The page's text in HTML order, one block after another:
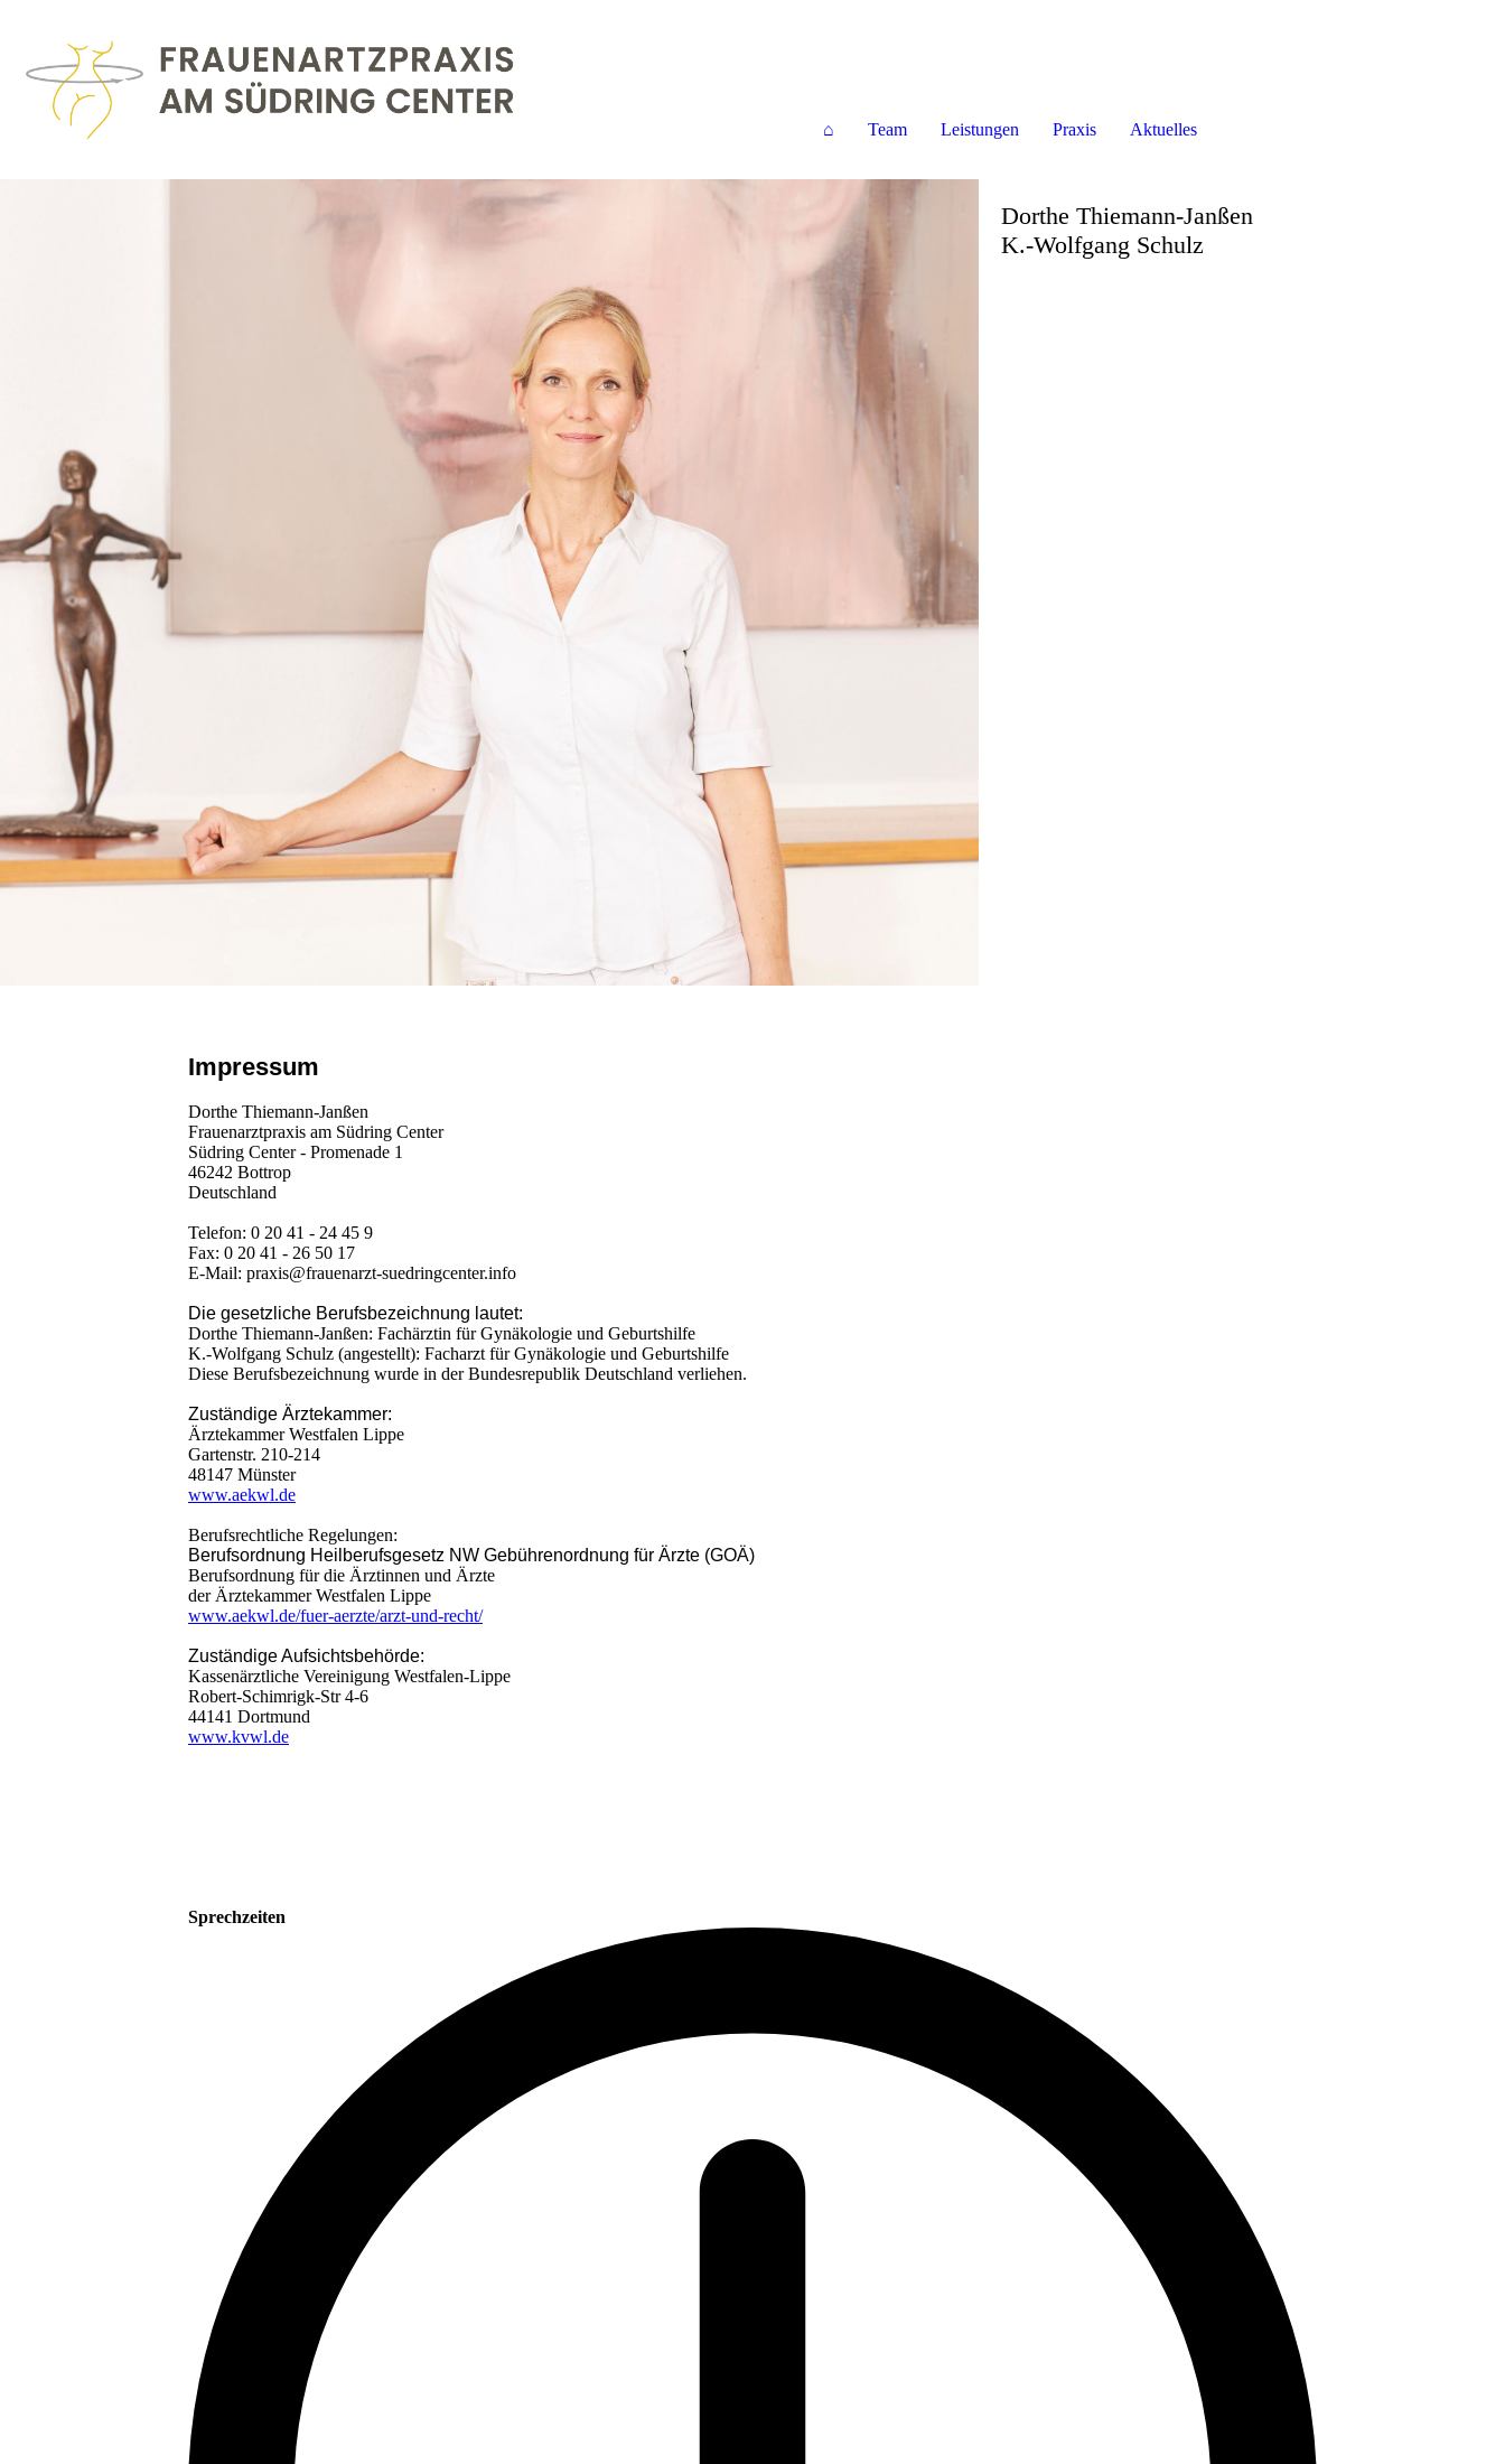
⌂ Team Leistungen Praxis Aktuelles
Dorthe Thiemann-Janßen
K.-Wolfgang Schulz
Impressum
Dorthe Thiemann-Janßen
Frauenarztpraxis am Südring Center
Südring Center - Promenade 1
46242 Bottrop
Deutschland
Telefon: 0 20 41 - 24 45 9
Fax: 0 20 41 - 26 50 17
E-Mail: praxis@frauenarzt-suedringcenter.info
Die gesetzliche Berufsbezeichnung lautet:
Dorthe Thiemann-Janßen: Fachärztin für Gynäkologie und Geburtshilfe
K.-Wolfgang Schulz (angestellt): Facharzt für Gynäkologie und Geburtshilfe
Diese Berufsbezeichnung wurde in der Bundesrepublik Deutschland verliehen.
Zuständige Ärztekammer:
Ärztekammer Westfalen Lippe
Gartenstr. 210-214
48147 Münster
www.aekwl.de
Berufsrechtliche Regelungen:
Berufsordnung Heilberufsgesetz NW Gebührenordnung für Ärzte (GOÄ)
Berufsordnung für die Ärztinnen und Ärzte
der Ärztekammer Westfalen Lippe
www.aekwl.de/fuer-aerzte/arzt-und-recht/
Zuständige Aufsichtsbehörde:
Kassenärztliche Vereinigung Westfalen-Lippe
Robert-Schimrigk-Str 4-6
44141 Dortmund
www.kvwl.de
Sprechzeiten